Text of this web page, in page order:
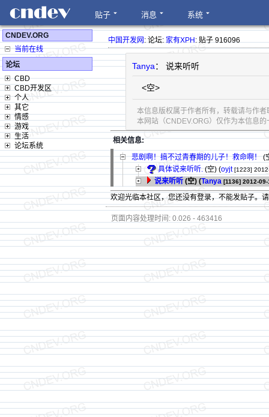
贴子 消息 系统
CNDEV.ORG
当前在线
论坛
CBD
CBD开发区
个人
其它
情感
游戏
生活
论坛系统
中国开发网: 论坛:家有XPH: 贴子 916096
Tanya： 说来听听
<空>
本信息版权属于作者所有，转载请与作
本网站（CNDEV.ORG）仅作为本信息
相关信息:
悲剧啊！搞不过青春期的儿子！救命啊！(
具体说来听听.(空) (oyjt [1223]
说来听听 (空) (Tanya [1136] 2012-
欢迎光临本社区，您还没有登录，不能发贴子。
页面内容处理时间: 0.026 - 463416